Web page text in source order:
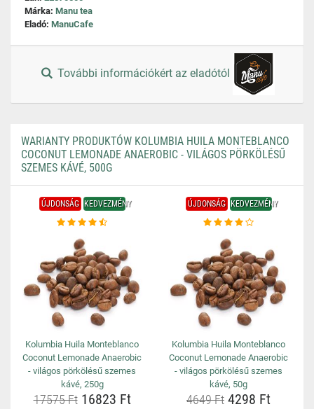
Márka: Manu tea
Eladó: ManuCafe
További információkért az eladótól
WARIANTY PRODUKTÓW KOLUMBIA HUILA MONTEBLANCO
COCONUT LEMONADE ANAEROBIC - VILÁGOS PÖRKÖLÉSŰ
SZEMES KÁVÉ, 500G
ÚJDONSÁG KEDVEZMÉNY
Kolumbia Huila Monteblanco
Coconut Lemonade Anaerobic
- világos pörkölésű szemes
kávé, 250g
17575 Ft16823 Ft
ÚJDONSÁG KEDVEZMÉNY
Kolumbia Huila Monteblanco
Coconut Lemonade Anaerobic
- világos pörkölésű szemes
kávé, 50g
4649 Ft 4298 Ft